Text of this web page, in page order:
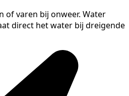
of varen bij onweer. Water
direct het water bij dreigende